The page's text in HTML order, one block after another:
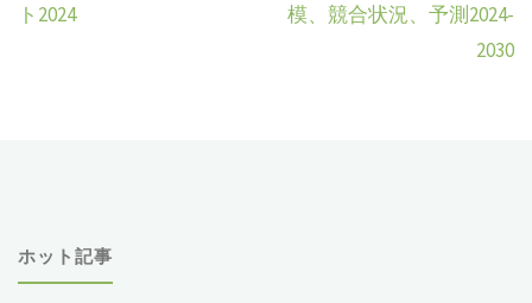
ト2024
模、競合状況、予測2024-
2030
ホット記事